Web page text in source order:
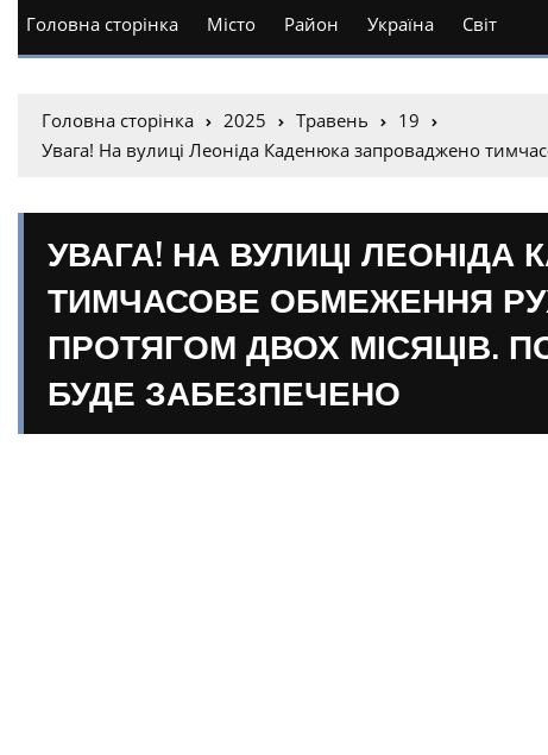
Головна сторінка Місто Район Україна Світ
Головна сторінка 2025 Травень
19
Увага! На вулиці Леоніда Каденюка запроваджено
УВАГА! НА ВУЛИЦІ
ТИМЧАСОВЕ ОБМЕЖЕННЯ
ПРОТЯГОМ ДВОХ МІСЯЦІВ.
БУДЕ ЗАБЕЗПЕЧЕНО